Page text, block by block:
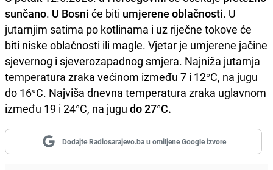
sunčano. U Bosni će biti umjerene oblačnosti. U
jutarnjim satima po kotlinama i uz riječne tokove će
biti niske oblačnosti ili magle. Vjetar je umjerene jačine
sjevernog i sjeverozapadnog smjera. Najniža jutarnja
temperatura zraka većinom između 7 i 12°C, na jugu
do 16°C. Najviša dnevna temperatura zraka uglavnom
između 19 i 24°C, na jugu do 27°C.
Dodajte Radiosarajevo.ba u omiljene Google izvore